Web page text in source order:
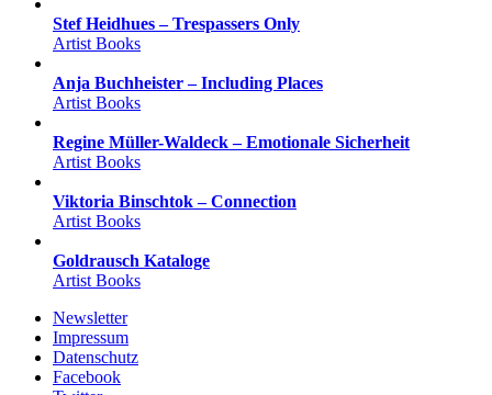
Stef Heidhues – Trespassers Only
Artist Books
Anja Buchheister – Including Places
Artist Books
Regine Müller-Waldeck – Emotionale Sicherheit
Artist Books
Viktoria Binschtok – Connection
Artist Books
Goldrausch Kataloge
Artist Books
Newsletter
Impressum
Datenschutz
Facebook